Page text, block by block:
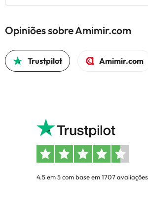
Opiniões sobre Amimir.com
Trustpilot Amimir.com
4.5 em 5 com base em 1707 avaliações